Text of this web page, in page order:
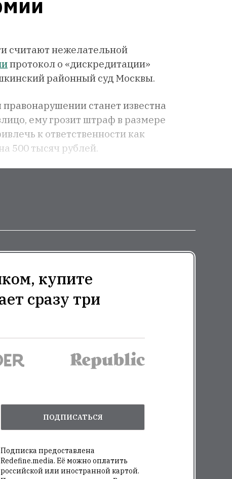
считают нежелательной
протокол о «дискредитации»
районный суд Москвы.
станет известна
ему грозит штраф в размере
к ответственности как
500 тысяч рублей.
купите
сразу три
ПОДПИСАТЬСЯ
Подписка предоставлена
Redefine.media. Её можно оплатить
российской или иностранной картой.